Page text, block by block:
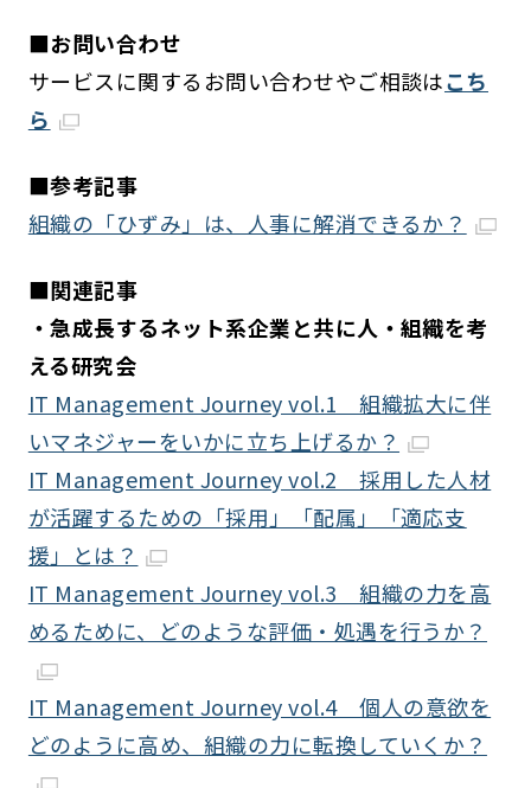
■お問い合わせ
サービスに関するお問い合わせやご相談はこち
ら
■参考記事
組織の「ひずみ」は、人事に解消できるか？
■関連記事
・急成長するネット系企業と共に人・組織を考
える研究会
IT Management Journey vol.1 組織拡大に伴
いマネジャーをいかに立ち上げるか？
IT Management Journey vol.2 採用した人材
が活躍するための「採用」「配属」「適応支
援」とは？
IT Management Journey vol.3 組織の力を高
めるために、どのような評価・処遇を行うか？
IT Management Journey vol.4 個人の意欲を
どのように高め、組織の力に転換していくか？